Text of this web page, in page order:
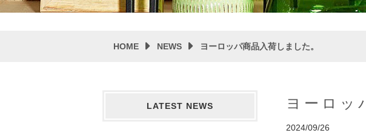
HOME NEWS ヨーロッパ商品入荷しました。
ヨーロッ
2024/09/26
LATEST NEWS